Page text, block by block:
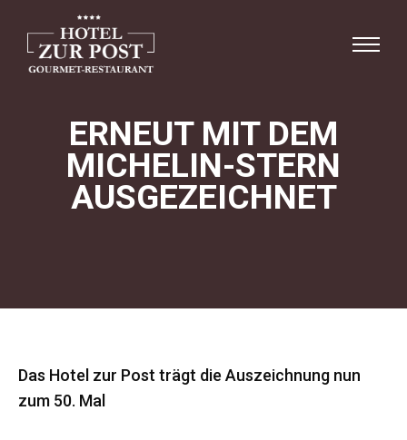
ERNEUT MIT DEM
MICHELIN-STERN
AUSGEZEICHNET
Das Hotel zur Post trägt die Auszeichnung nun
zum 50. Mal